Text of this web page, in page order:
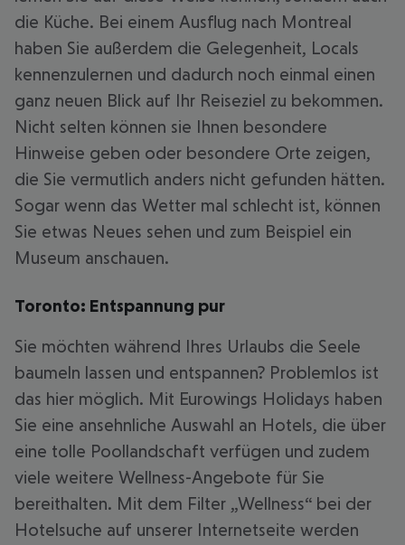
die Küche. Bei einem Ausflug nach Montreal
haben Sie außerdem die Gelegenheit, Locals
kennenzulernen und dadurch noch einmal einen
ganz neuen Blick auf Ihr Reiseziel zu bekommen.
Nicht selten können sie Ihnen besondere
Hinweise geben oder besondere Orte zeigen,
die Sie vermutlich anders nicht gefunden hätten.
Sogar wenn das Wetter mal schlecht ist, können
Sie etwas Neues sehen und zum Beispiel ein
Museum anschauen.
Toronto: Entspannung pur
Sie möchten während Ihres Urlaubs die Seele
baumeln lassen und entspannen? Problemlos ist
das hier möglich. Mit Eurowings Holidays haben
Sie eine ansehnliche Auswahl an Hotels, die über
eine tolle Poollandschaft verfügen und zudem
viele weitere Wellness-Angebote für Sie
bereithalten. Mit dem Filter „Wellness“ bei der
Hotelsuche auf unserer Internetseite werden